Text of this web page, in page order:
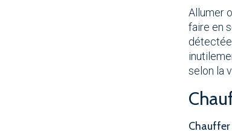
Allumer
faire en
selon la